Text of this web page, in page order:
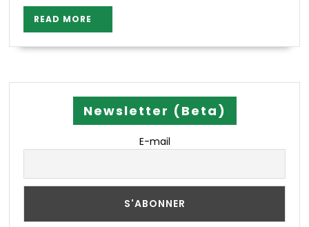
READ MORE
MORE
Newsletter (Beta)
E-mail